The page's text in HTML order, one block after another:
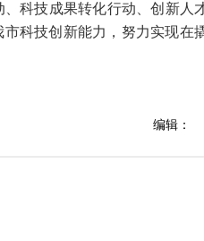
科技成果转化行动、创新人
科技创新能力，努力实现在
编辑：